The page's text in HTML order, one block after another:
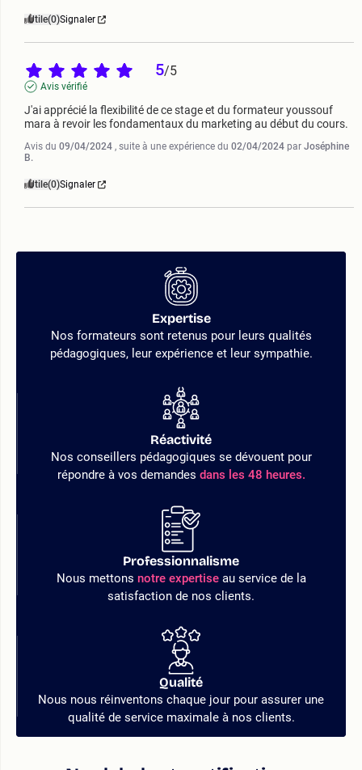
Utile(0)Signaler
5/5
Avis vérifié
J'ai apprécié la flexibilité de ce stage et du formateur youssouf
mara à revoir les fondamentaux du marketing au début du cours.
Avis du 09/04/2024 , suite à une expérience du 02/04/2024 par Joséphine
B.
Utile(0)Signaler
Expertise
Nos formateurs sont retenus pour leurs qualités
pédagogiques, leur expérience et leur sympathie.
Réactivité
Nos conseillers pédagogiques se dévouent pour
répondre à vos demandes dans les 48 heures.
Professionnalisme
Nous mettons notre expertiseau service de la
satisfaction de nos clients.
Qualité
Nous nous réinventons chaque jour pour assurer une
qualité de service maximale à nos clients.